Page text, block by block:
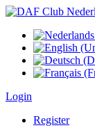
Login
Register